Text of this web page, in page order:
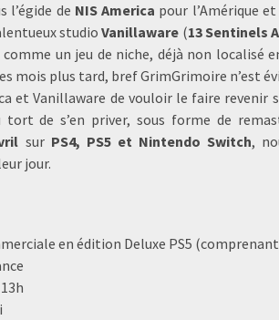
l’égide de NIS America pour l’Amérique et
studioVanillaware (13 Sentinels
comme un jeu de niche, déjà non
mois plus tard, bref GrimGrimoire n’est
et Vanillaware de vouloir le faire revenir
de s’en priver, sous forme de
sur PS4, PS5 et Nintendo Switch,
jour.
en édition Deluxe PS5